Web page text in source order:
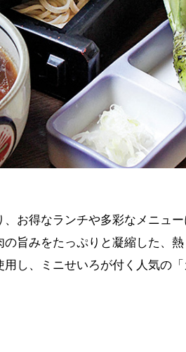
お得なランチや多彩なメニュ
旨みをたっぷりと凝縮した、
し、ミニせいろが付く人気の「